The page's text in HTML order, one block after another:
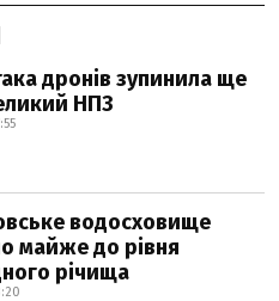
дронів зупинила ще
НПЗ
водосховище
майже до рівня
річища